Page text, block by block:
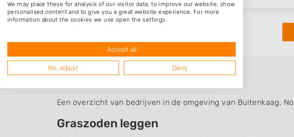
Graszoden Buitenkaag
Een overzicht van bedrijven in de omgeving van Buitenkaag,
Graszoden leggen
We may place these for analysis of our visitor data, to improve our website, show
personalised content and to give you a great website experience. For more
information about the cookies we use open the settings.
Accept all
No, adjust Deny